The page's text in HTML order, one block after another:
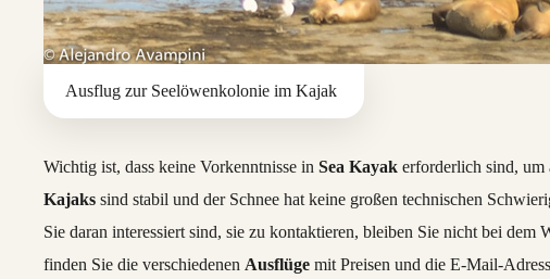
Ausflug zur Seelöwenkolonie im Kajak
Wichtig ist, dass keine Vorkenntnisse inSea Kayak erforderlich sind, um
Kajaks sind stabil und der Schnee hat keine großen technischen
Sie daran interessiert sind, sie zu kontaktieren, bleiben Sie nicht bei dem
finden Sie die verschiedenen Ausflüge mit Preisen und die E-Mail-